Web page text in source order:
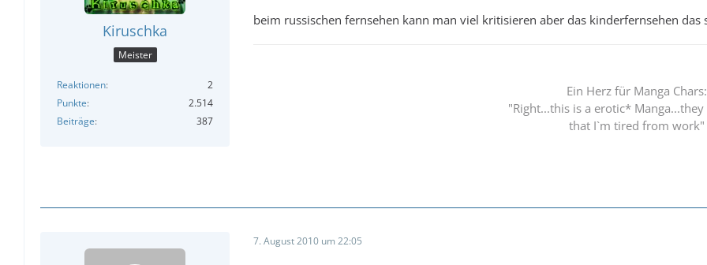
Kiruschka
Meister
Reaktionen
2
Punkte
2.514
Beiträge
387
beim russischen fernsehen kann man viel kritisieren aber das kinderfernsehen das
Ein Herz für Manga Chars:
"Right...this is a erotic* Manga...they
that I`m tired from work"
7. August 2010 um 22:05